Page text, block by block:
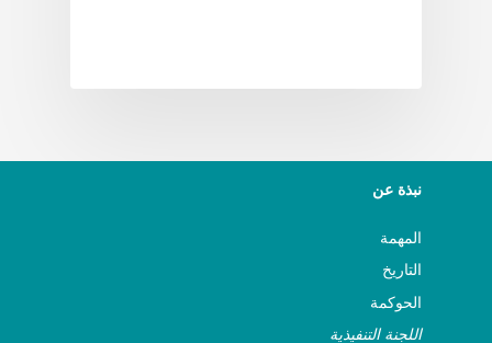
نبذة عن
المهمة
التاريخ
الحوكمة
اللجنة التنفيذية